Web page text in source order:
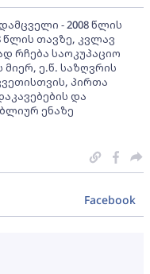
- 2008 წლის
წლის თავზე, კვლავ
რჩება საოკუპაციო
მიერ, ე.წ. საზღვრის
პირთა
და
ენაზე
Facebook